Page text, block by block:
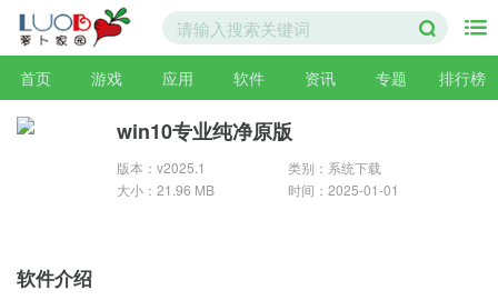
首页 游戏 应用 软件 资讯 专题 排行榜
win10专业纯净原版
版本：v2025.1
类别：系统下载
大小：21.96 MB
时间：2025-01-01
软件介绍